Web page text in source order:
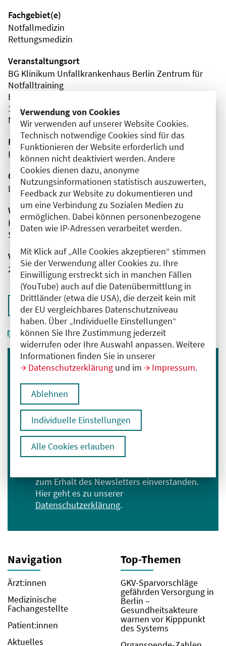
Verwendung von Cookies
Wir verwenden auf unserer Website Cookies.
Technisch notwendige Cookies sind für das
Funktionieren der Website erforderlich und
können nicht deaktiviert werden. Andere
Cookies dienen dazu, anonyme
Nutzungsinformationen statistisch auszuwerten,
Feedback zur Website zu dokumentieren und
um eine Verbindung zu Sozialen Medien zu
ermöglichen. Dabei können personenbezogene
Daten wie IP-Adressen verarbeitet werden.
Mit Klick auf „Alle Cookies akzeptieren“ stimmen
Sie der Verwendung aller Cookies zu. Ihre
Einwilligung erstreckt sich in manchen Fällen
(YouTube) auch auf die Datenübermittlung in
Drittländer (etwa die USA), die derzeit kein mit
der EU vergleichbares Datenschutzniveau
haben. Über „Individuelle Einstellungen“
können Sie Ihre Zustimmung jederzeit
widerrufen oder Ihre Auswahl anpassen. Weitere
Informationen finden Sie in unserer
Datenschutzerklärung und im Impressum.
Ablehnen
Individuelle Einstellungen
Alle Cookies erlauben
Fachgebiet(e)
Notfallmedizin
Rettungsmedizin
Veranstaltungsort
BG Klinikum Unfallkrankenhaus Berlin Zentrum für
Notfalltraining
Blumberger Damm
12683 Berlin
Marzahn-Hellersdorf
Fortbildungsformat
Präsenz
Organisator(en)
DBRD-Akademie GmbH
Wissenschaftliche Leitung
Herr Hans-Martin Grusnick
SANA Kliniken Lübeck
Veranstaltungsnummer
2761102026033160000
Zurück zur Übersicht
Immer informiert bleiben
Melden Sie sich für unseren Newsletter an:
E-Mail-Adresse eingeben
zum Erhalt des Newsletters einverstanden.
Hier geht es zu unserer
Datenschutzerklärung.
Anmelden
Navigation
Ärzt:innen
Medizinische
Fachangestellte
Patient:innen
Aktuelles
Top-Themen
GKV-Sparvorschläge
gefährden Versorgung in
Berlin –
Gesundheitsakteure
warnen vor Kipppunkt
des Systems